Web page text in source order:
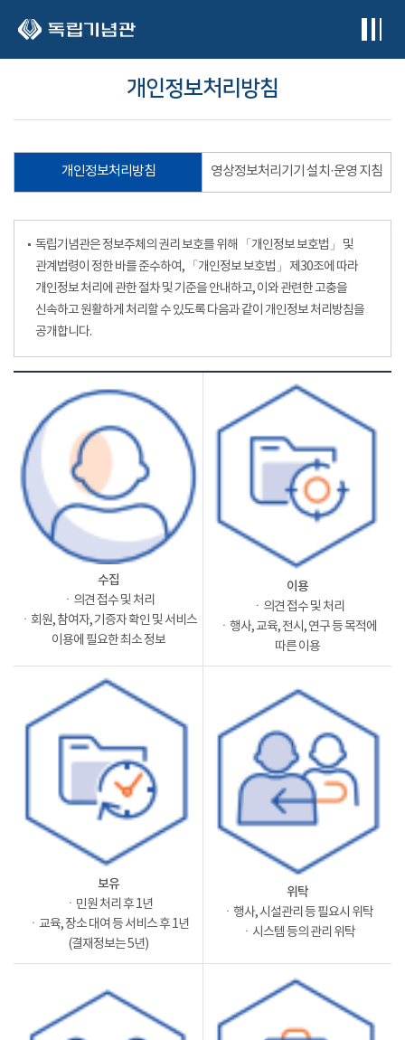
개인정보처리방침
개인정보처리방침 영상정보처리기기 설치·운영 지침
독립기념관은 정보주체의 권리 보호를 위해 「개인정보 보호법」 및
관계법령이 정한 바를 준수하여, 「개인정보 보호법」 제30조에 따라
개인정보 처리에 관한 절차 및 기준을 안내하고, 이와 관련한 고충을
신속하고 원활하게 처리할 수 있도록 다음과 같이 개인정보 처리방침을
공개합니다.
수집
ㆍ의견 접수 및 처리
ㆍ회원, 참여자, 기증자 확인 및 서비스
이용에 필요한 최소 정보
이용
ㆍ의견 접수 및 처리
ㆍ행사, 교육, 전시, 연구 등 목적에
따른 이용
보유
ㆍ민원 처리 후 1년
ㆍ교육, 장소 대여 등 서비스 후 1년
(결재정보는 5년)
위탁
ㆍ행사, 시설관리 등 필요시 위탁
ㆍ시스템 등의 관리 위탁